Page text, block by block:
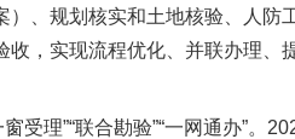
、规划核实和土地核验、人防
，实现流程优化、并联办理、
理”“联合勘验”“一网通办”。